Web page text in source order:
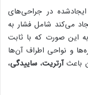
در جراحی‌های
می‌کند شامل فشار به
این صورت که با ثابت
و نواحی اطراف آن‌ها
باعثآرتریت، ساییدگی،